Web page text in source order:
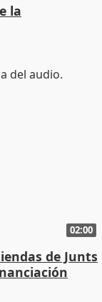
la
02:00
de Junts